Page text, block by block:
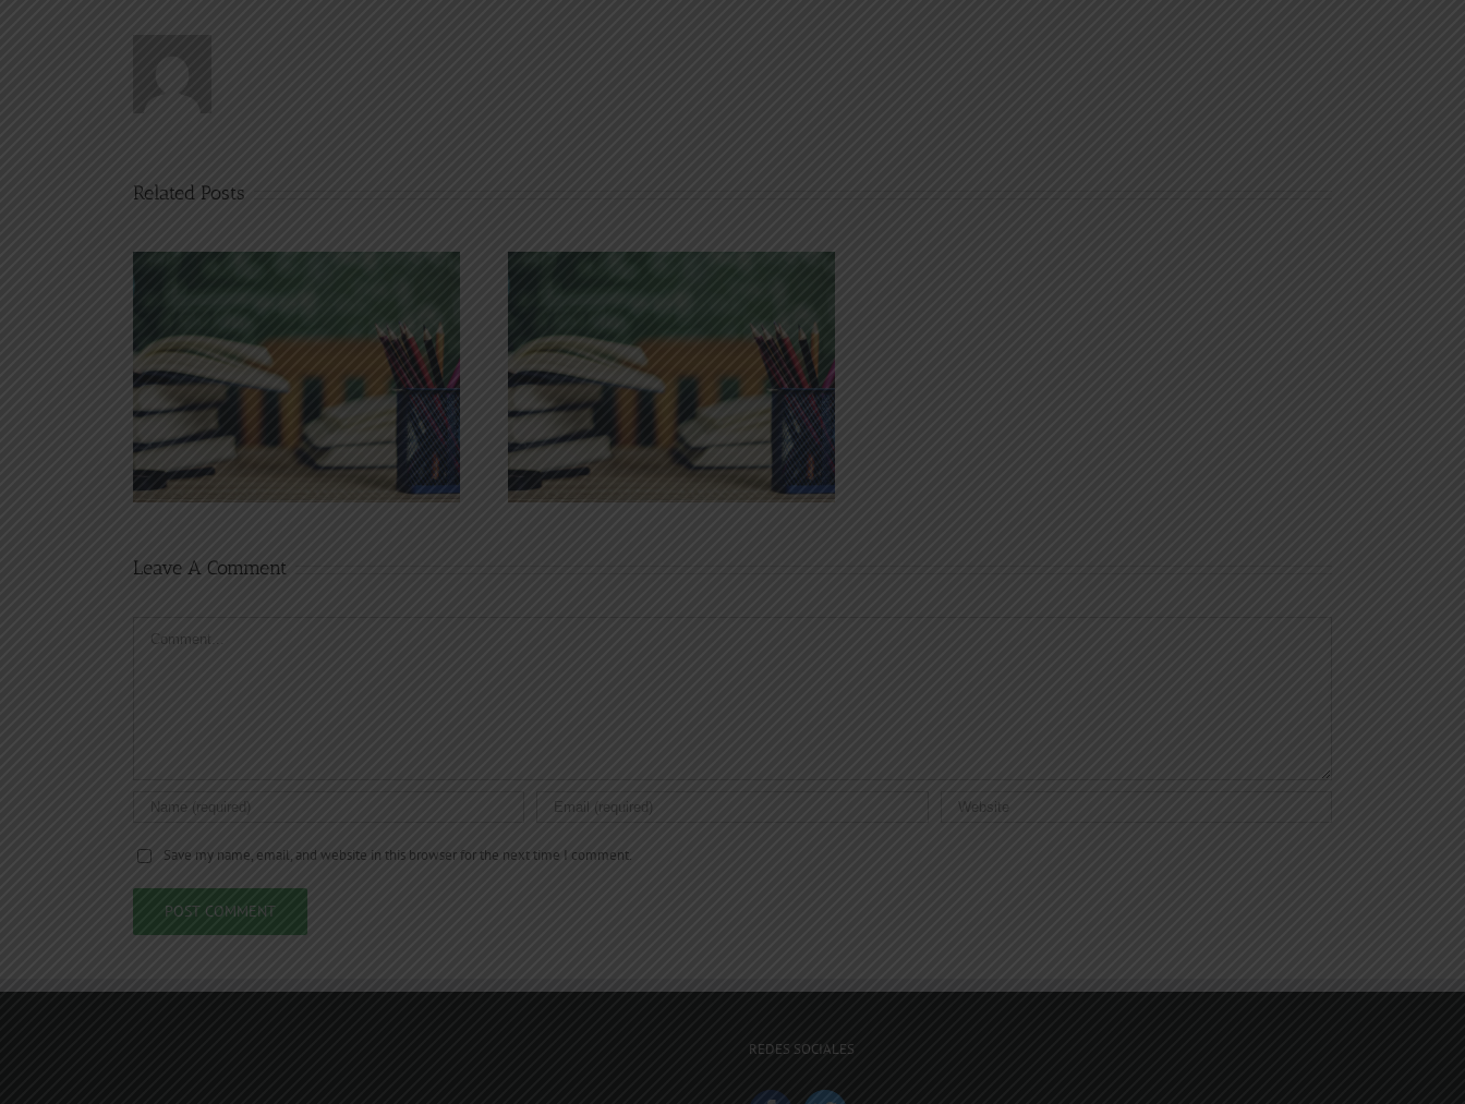
Related Posts
Noticia ejemplo 01
Leave A Comment
Save my name, email, and website in this browser for the next time I comment.
REDES SOCIALES